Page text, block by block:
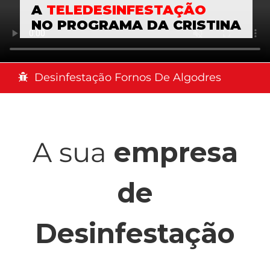
A TELEDESINFESTAÇÃO
NO PROGRAMA DA CRISTINA
Desinfestação Fornos De Algodres
A sua empresa
de
Desinfestação